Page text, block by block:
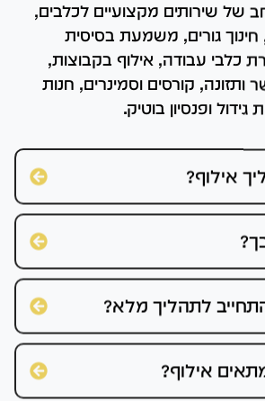
של שירותים מקצועיים לכלבים,
חינוך גורים, משמעת בסיסית
כלבי עבודה, אילוף בקבוצות,
ותזונה, קורסים וסמינרים, חנות
ופנסיון בוטיק.
אילוף?
לתהליך מלא?
אילוף?